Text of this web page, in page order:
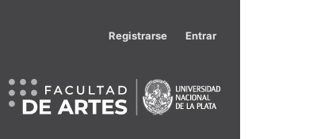
Registrarse Entrar